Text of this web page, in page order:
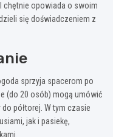
chętnie opowiada o swoim
się doświadczeniem z
sprzyja spacerom po
(do 20 osób) mogą umówić
półtorej. W tym czasie
jak i pasiekę,